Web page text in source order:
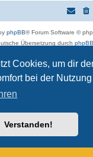
Cookies, um dir
bei der Nutzung
Verstanden!
phpBB® Forum Software ©
Übersetzung durch